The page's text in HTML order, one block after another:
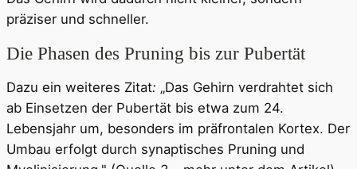
präziser und schneller.
Die Phasen des Pruning bis zur Pubertät
Dazu ein weiteres Zitat: „Das Gehirn verdrahtet sich
ab Einsetzen der Pubertät bis etwa zum 24.
Lebensjahr um, besonders im präfrontalen Kortex. Der
Umbau erfolgt durch synaptisches Pruning und